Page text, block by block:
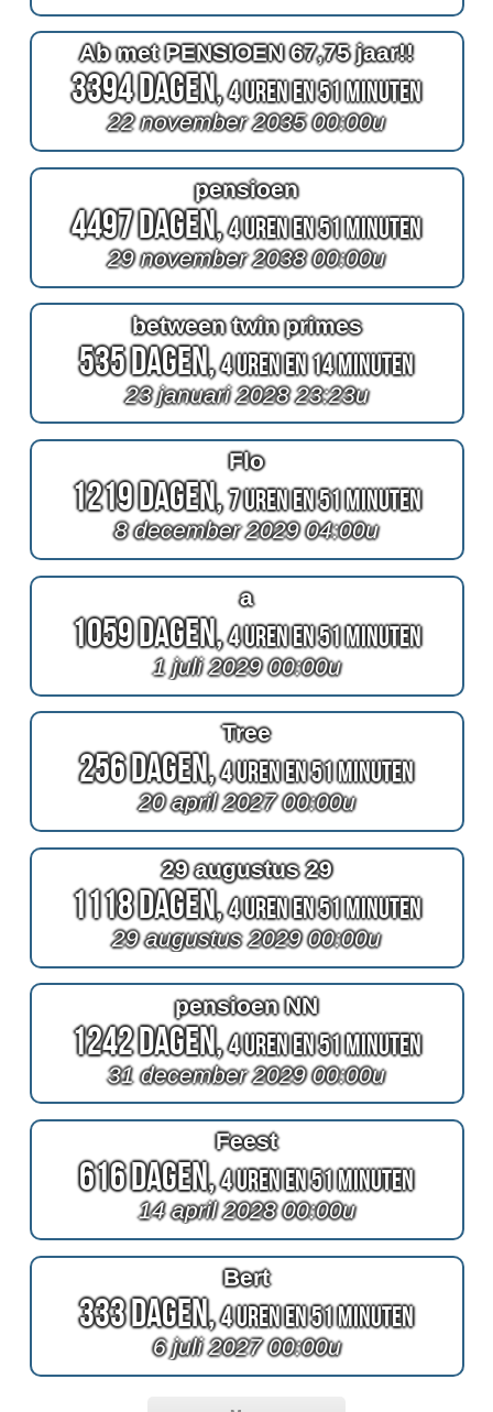
Ab met PENSIOEN 67,75 jaar!!
3394 Dagen,4 Uren en 51 Minuten
22 november 2035 00:00u
pensioen
4497 Dagen,4 Uren en 51 Minuten
29 november 2038 00:00u
between twin primes
535 Dagen,4 Uren en 14 Minuten
23 januari 2028 23:23u
Flo
1219 Dagen,7 Uren en 51 Minuten
8 december 2029 04:00u
a
1059 Dagen,4 Uren en 51 Minuten
1 juli 2029 00:00u
Tree
256 Dagen,4 Uren en 51 Minuten
20 april 2027 00:00u
29 augustus 29
1118 Dagen,4 Uren en 51 Minuten
29 augustus 2029 00:00u
pensioen NN
1242 Dagen,4 Uren en 51 Minuten
31 december 2029 00:00u
Feest
616 Dagen,4 Uren en 51 Minuten
14 april 2028 00:00u
Bert
333 Dagen,4 Uren en 51 Minuten
6 juli 2027 00:00u